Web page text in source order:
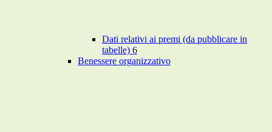
Dati relativi ai premi (da pubblicare in
tabelle) 6
Benessere organizzativo